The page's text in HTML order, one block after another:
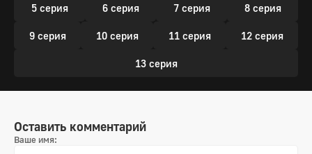
5 серия 6 серия 7 серия 8 серия
9 серия 10 серия 11 серия 12 серия
13 серия
Оставить комментарий
Ваше имя: